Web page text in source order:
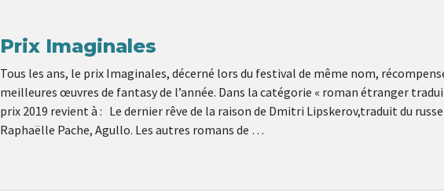
Prix Imaginales
Tous les ans, le prix Imaginales, décerné lors du festival de même nom,
meilleures œuvres de fantasy de l’année. Dans la catégorie « roman étranger
prix 2019 revient à : Le dernier rêve de la raison de Dmitri Lipskerov,traduit du
Raphaëlle Pache, Agullo. Les autres romans de …